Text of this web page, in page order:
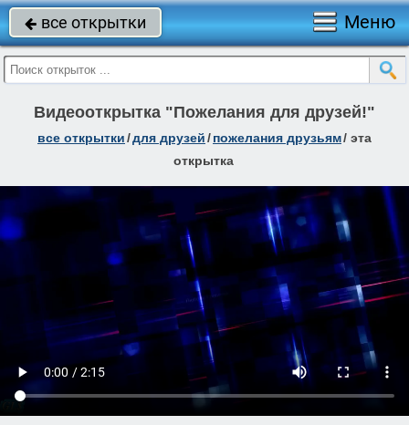
 все открытки Меню
Видеооткрытка "Пожелания для друзей!"
все открытки/для друзей/пожелания друзьям/ эта
открытка